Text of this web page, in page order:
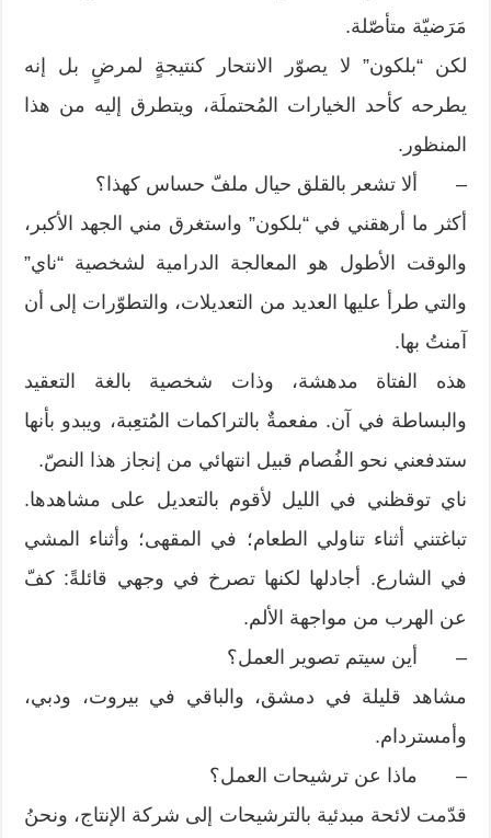
مَرَضيّة متأصّلة.
لكن “بلكون” لا يصوّر الانتحار كنتيجةٍ لمرضٍ بل إنه
يطرحه كأحد الخيارات المُحتملَة، ويتطرق إليه من هذا
المنظور.
– ألا تشعر بالقلق حيال ملفّ حساس كهذا؟
أكثر ما أرهقني في “بلكون” واستغرق مني الجهد الأكبر،
والوقت الأطول هو المعالجة الدرامية لشخصية “ناي”
والتي طرأ عليها العديد من التعديلات، والتطوّرات إلى أن
آمنتُ بها.
هذه الفتاة مدهشة، وذات شخصية بالغة التعقيد
والبساطة في آن. مفعمةٌ بالتراكمات المُتعِبة، ويبدو بأنها
ستدفعني نحو الفُصام قبيل انتهائي من إنجاز هذا النصّ.
ناي توقظني في الليل لأقوم بالتعديل على مشاهدها.
تباغتني أثناء تناولي الطعام؛ في المقهى؛ وأثناء المشي
في الشارع. أجادلها لكنها تصرخ في وجهي قائلةً: كفّ
عن الهرب من مواجهة الألم.
– أين سيتم تصوير العمل؟
مشاهد قليلة في دمشق، والباقي في بيروت، ودبي،
وأمستردام.
– ماذا عن ترشيحات العمل؟
قدّمت لائحة مبدئية بالترشيحات إلى شركة الإنتاج، ونحنُ